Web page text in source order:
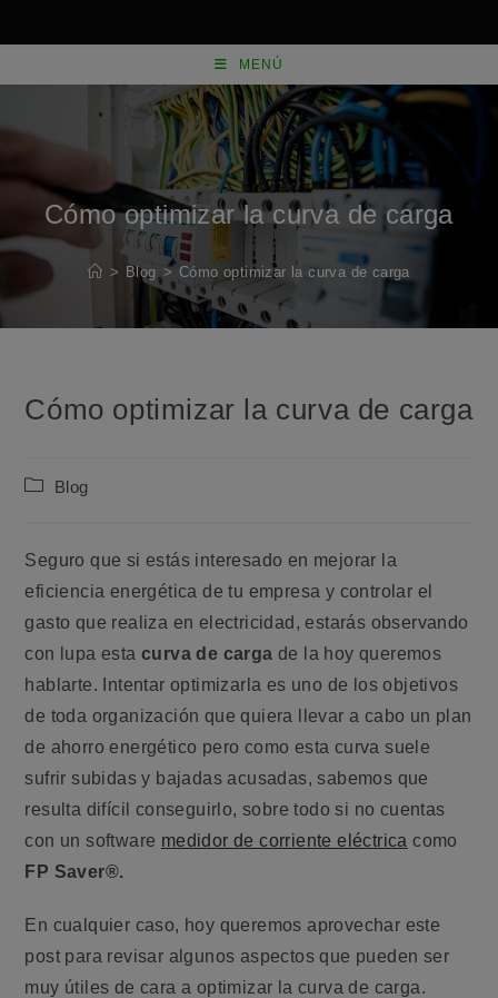
MENÚ
Cómo optimizar la curva de carga
> Blog > Cómo optimizar la curva de carga
Cómo optimizar la curva de carga
Categoría
entrada:
Blog
Seguro que si estás interesado en mejorar la
eficiencia energética de tu empresa y controlar el
gasto que realiza en electricidad, estarás observando
con lupa estacurva de carga de la hoy queremos
hablarte. Intentar optimizarla es uno de los objetivos
de toda organización que quiera llevar a cabo un plan
de ahorro energético pero como esta curva suele
sufrir subidas y bajadas acusadas, sabemos que
resulta difícil conseguirlo, sobre todo si no cuentas
con un software medidor de corriente eléctrica como
FP Saver®.
En cualquier caso, hoy queremos aprovechar este
post para revisar algunos aspectos que pueden ser
muy útiles de cara a optimizar la curva de carga.